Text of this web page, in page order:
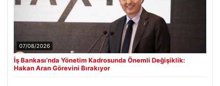
07/08/2026
İş Bankası’nda Yönetim Kadrosunda Önemli Değişiklik:
Hakan Aran Görevini Bırakıyor